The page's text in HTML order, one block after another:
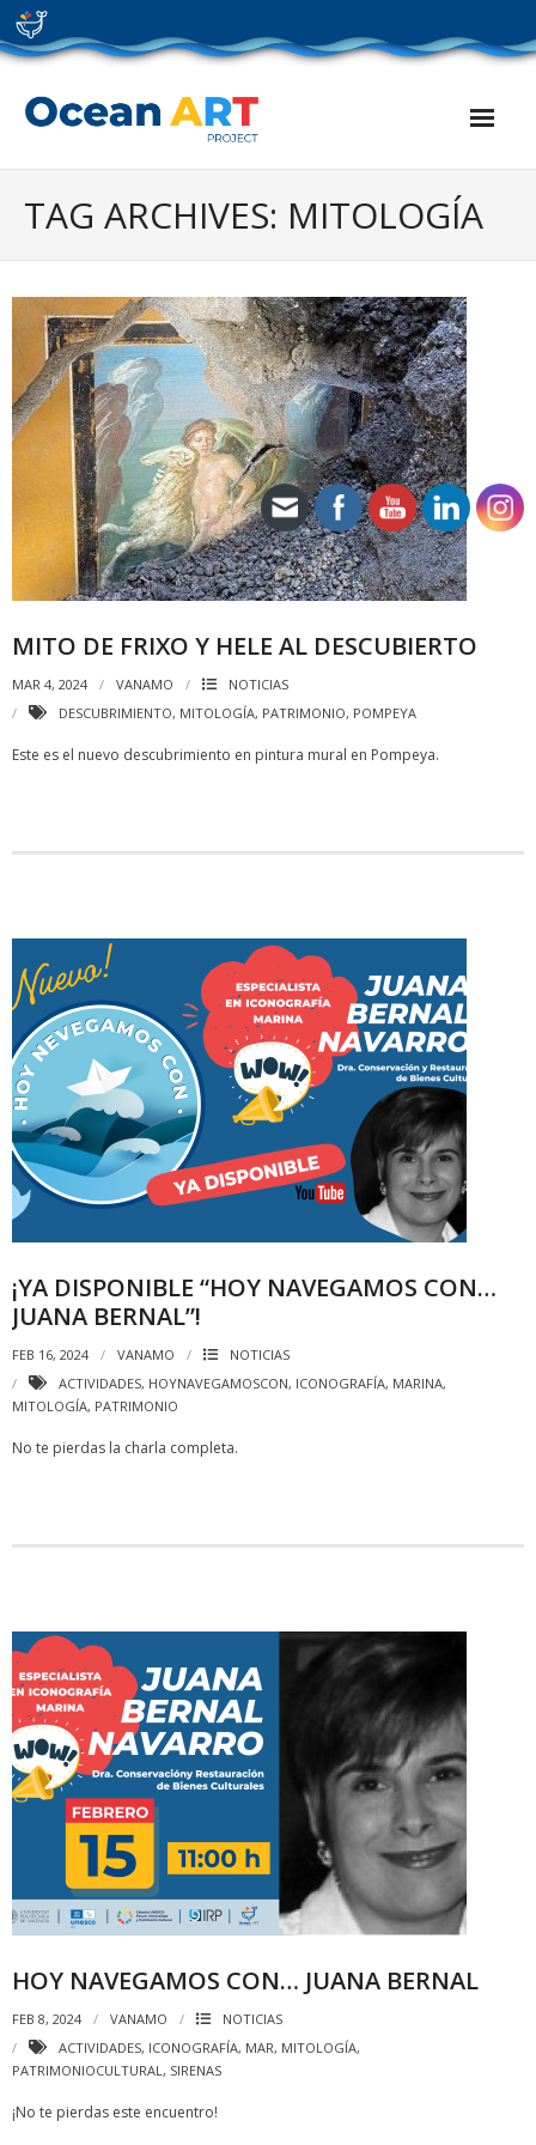
Skip
to
content
TAG ARCHIVES: MITOLOGÍA
MITO DE FRIXO Y HELE AL DESCUBIERTO
MAR 4, 2024 VANAMO
NOTICIAS
DESCUBRIMIENTO, MITOLOGÍA, PATRIMONIO, POMPEYA
Este es el nuevo descubrimiento en pintura mural en Pompeya.
¡YA DISPONIBLE “HOY NAVEGAMOS CON…
JUANA BERNAL”!
FEB 16, 2024 VANAMO
NOTICIAS
ACTIVIDADES, HOYNAVEGAMOSCON, ICONOGRAFÍA, MARINA,
MITOLOGÍA, PATRIMONIO
No te pierdas la charla completa.
HOY NAVEGAMOS CON… JUANA BERNAL
FEB 8, 2024 VANAMO
NOTICIAS
ACTIVIDADES, ICONOGRAFÍA, MAR, MITOLOGÍA,
PATRIMONIOCULTURAL, SIRENAS
¡No te pierdas este encuentro!